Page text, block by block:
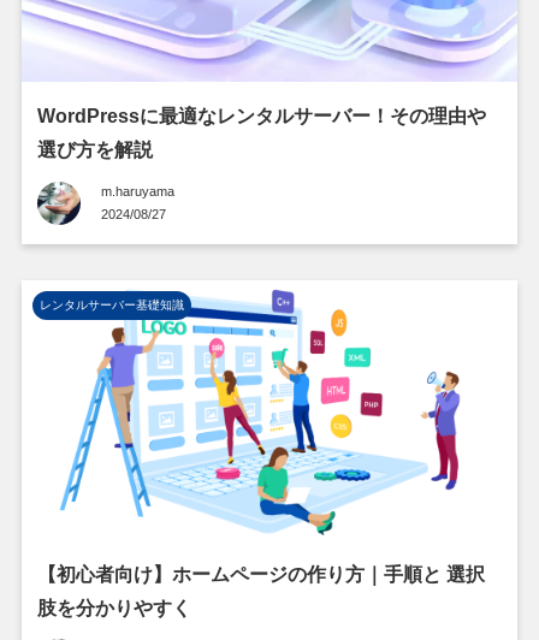
WordPressに最適なレンタルサーバー！その理由や
選び方を解説
m.haruyama
2024/08/27
レンタルサーバー基礎知識
【初心者向け】ホームページの作り方｜手順と 選択
肢を分かりやすく